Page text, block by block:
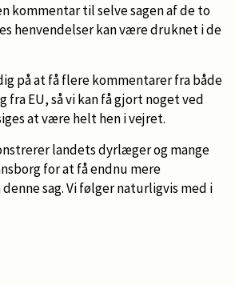
kommentar til selve sagen af de to
henvendelser kan være druknet i de
på at få flere kommentarer fra både
fra EU, så vi kan få gjort noget ved
at være helt hen i vejret.
landets dyrlæger og mange
for at få endnu mere
sag. Vi følger naturligvis med i